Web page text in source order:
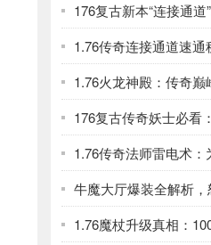
1.76传奇连接通道速通
1.76魔杖升级真相：